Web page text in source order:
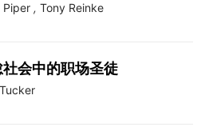
Piper , Tony Reinke
会中的职场圣徒